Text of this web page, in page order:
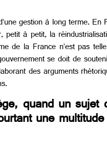
gestion à long terme. En
petit à petit, la
de la France n’est pas
se doit de
des arguments
quand un sujet
une multitude